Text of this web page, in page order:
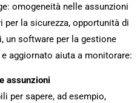
omogeneità nelle assunzioni
la sicurezza, opportunità di
un software per la gestione
aggiornato aiuta a monitorare:
assunzioni
per sapere, ad esempio,